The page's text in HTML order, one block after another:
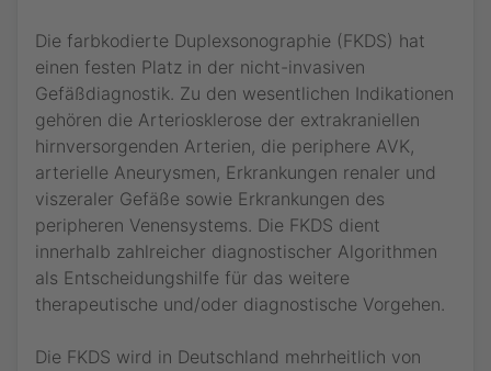
Die farbkodierte Duplexsonographie (FKDS) hat
einen festen Platz in der nicht-invasiven
Gefäßdiagnostik. Zu den wesentlichen Indikationen
gehören die Arteriosklerose der extrakraniellen
hirnversorgenden Arterien, die periphere AVK,
arterielle Aneurysmen, Erkrankungen renaler und
viszeraler Gefäße sowie Erkrankungen des
peripheren Venensystems. Die FKDS dient
innerhalb zahlreicher diagnostischer Algorithmen
als Entscheidungshilfe für das weitere
therapeutische und/oder diagnostische Vorgehen.
Die FKDS wird in Deutschland mehrheitlich von